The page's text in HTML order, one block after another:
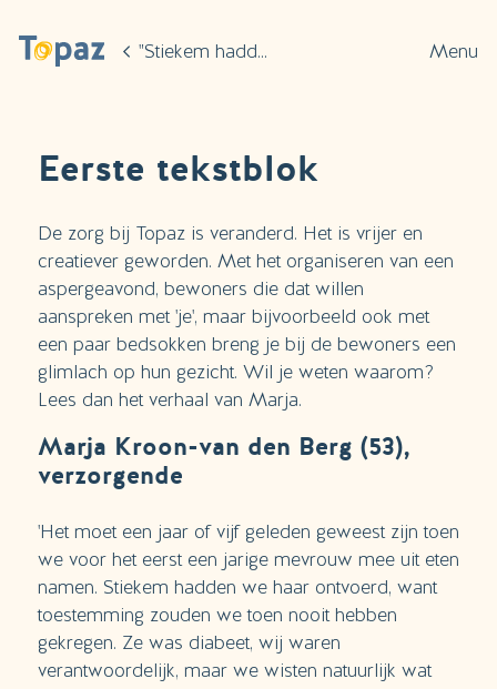
"Stiekem hadden we haar ontvoerd"
Menu
Eerste tekstblok
De zorg bij Topaz is veranderd. Het is vrijer en
creatiever geworden. Met het organiseren van een
aspergeavond, bewoners die dat willen
aanspreken met 'je', maar bijvoorbeeld ook met
een paar bedsokken breng je bij de bewoners een
glimlach op hun gezicht. Wil je weten waarom?
Lees dan het verhaal van Marja.
Marja Kroon-van den Berg (53),
verzorgende
'Het moet een jaar of vijf geleden geweest zijn toen
we voor het eerst een jarige mevrouw mee uit eten
namen. Stiekem hadden we haar ontvoerd, want
toestemming zouden we toen nooit hebben
gekregen. Ze was diabeet, wij waren
verantwoordelijk, maar we wisten natuurlijk wat